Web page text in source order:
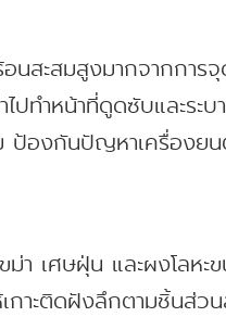
นสะสมสูงมากจากกา
ไปทำหน้าที่ดูดซับและร
ป้องกันปัญหาเครื่องย
า เศษฝุ่น และผงโลห
กาะติดฝังลึกตามชิ้นส่